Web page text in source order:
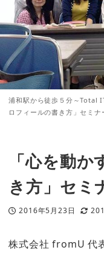
浦和駅から徒歩５分～Total
ロフィールの書き方」セミナ
「心を動
き方」セミ
投稿日
2016年5月23日
更新日
株式会社 fromU 代